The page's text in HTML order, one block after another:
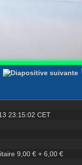
23:15:02 CET
9,00 € + 6,00 €